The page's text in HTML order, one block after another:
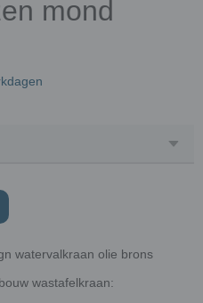
mond
watervalkraan olie brons
wastafelkraan: